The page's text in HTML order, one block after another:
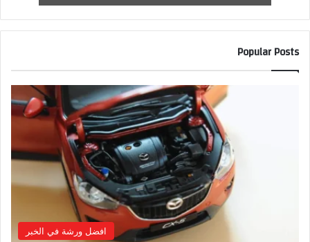
Popular Posts
افضل ورشة في الخبر